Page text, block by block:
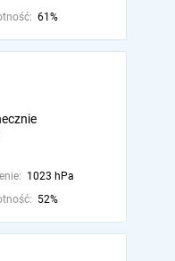
61%
1023 hPa
52%